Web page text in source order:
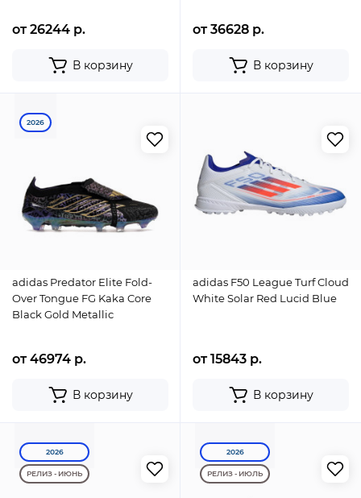
от 26244 р.
В корзину
от 36628 р.
В корзину
2026
adidas Predator Elite Fold-
Over Tongue FG Kaka Core
Black Gold Metallic
от 46974 р.
В корзину
adidas F50 League Turf Cloud
White Solar Red Lucid Blue
от 15843 р.
В корзину
2026
РЕЛИЗ - ИЮНЬ
2026
РЕЛИЗ - ИЮЛЬ